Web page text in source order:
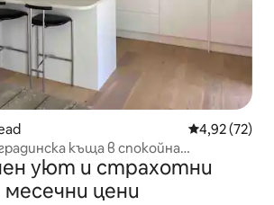
Средна
4,92 (72)
къща в спокойна
уют и страхотни
месечни цени